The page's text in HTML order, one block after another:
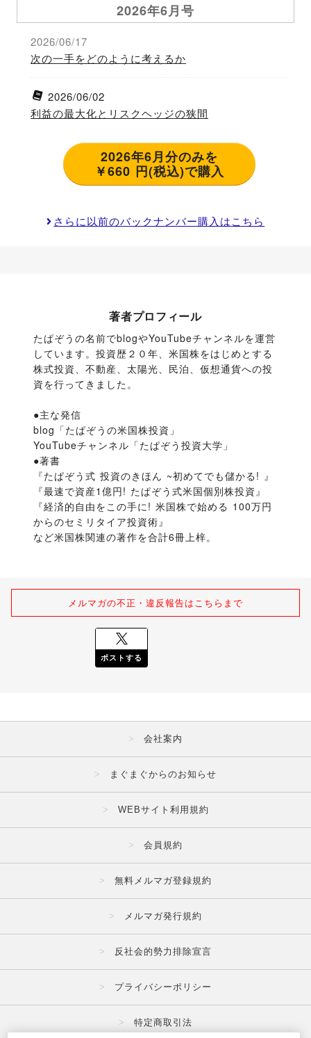
2026年6月号
2026/06/17
次の一手をどのように考えるか
2026/06/02
利益の最大化とリスクヘッジの狭間
2026年6月分のみを
￥660 円(税込)で購入
さらに以前のバックナンバー購入はこちら
著者プロフィール
たぱぞうの名前でblogやYouTubeチャンネルを運営
しています。投資歴２０年、米国株をはじめとする
株式投資、不動産、太陽光、民泊、仮想通貨への投
資を行ってきました。
●主な発信
blog「たぱぞうの米国株投資」
YouTubeチャンネル「たぱぞう投資大学」
●著書
『たぱぞう式 投資のきほん ~初めてでも儲かる! 』
『最速で資産1億円! たぱぞう式米国個別株投資』
『経済的自由をこの手に! 米国株で始める 100万円
からのセミリタイア投資術』
など米国株関連の著作を合計6冊上梓。
メルマガの不正・違反報告はこちらまで
ポストする
会社案内
まぐまぐからのお知らせ
WEBサイト利用規約
会員規約
無料メルマガ登録規約
メルマガ発行規約
反社会的勢力排除宣言
プライバシーポリシー
特定商取引法